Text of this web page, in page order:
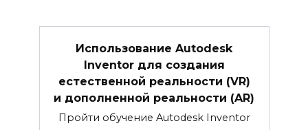
Использование Autodesk
Inventor для создания
естественной реальности (VR)
и дополненной реальности (AR)
Пройти обучение Autodesk Inventor